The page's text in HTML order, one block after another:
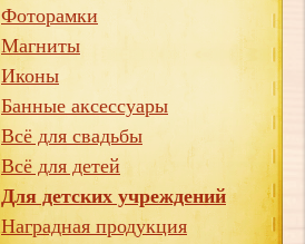
Фоторамки
Магниты
Иконы
Банные аксессуары
Всё для свадьбы
Всё для детей
Для детских учреждений
Наградная продукция